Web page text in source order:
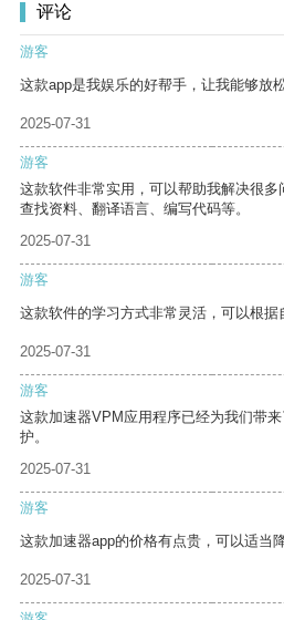
评论
游客
这款app是我娱乐的好帮手，让我能够放
2025-07-31
游客
这款软件非常实用，可以帮助我解决很
查找资料、翻译语言、编写代码等。
2025-07-31
游客
这款软件的学习方式非常灵活，可以根据
2025-07-31
游客
这款加速器VPM应用程序已经为我们带
护。
2025-07-31
游客
这款加速器app的价格有点贵，可以适当
2025-07-31